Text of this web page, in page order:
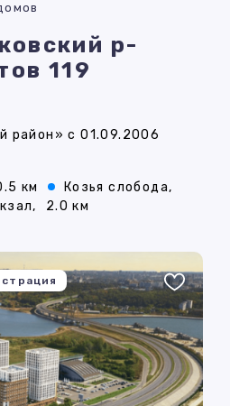
р-
119
район» с 01.09.2006
км
Козья слобода,
2.0 км